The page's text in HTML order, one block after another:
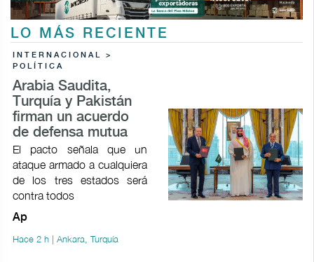
LO MÁS RECIENTE
INTERNACIONAL >
POLÍTICA
Arabia Saudita,
Turquía y Pakistán
firman un acuerdo
de defensa mutua
El pacto señala que un
ataque armado a cualquiera
de los tres estados será
contra todos
Ap
Hace 2 h | Ankara, Turquía